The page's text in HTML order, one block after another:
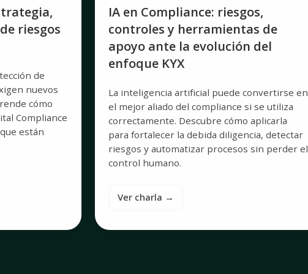
riesgos
de
nuevos
cómo
Compliance
están
enfoque
KYX
IA en Compliance: riesgos,
controles y herramientas de
apoyo ante la evolución del
enfoque KYX
La inteligencia artificial puede convertirse en
el mejor aliado del compliance si se utiliza
correctamente. Descubre cómo aplicarla
para fortalecer la debida diligencia, detectar
riesgos y automatizar procesos sin perder el
control humano.
Ver charla →